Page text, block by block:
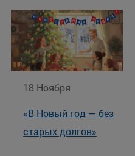
18 Ноября
«В Новый год — без
старых долгов»